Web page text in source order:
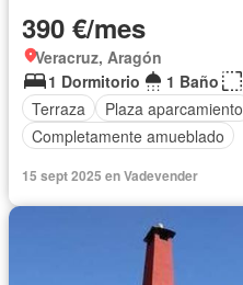
390 €/mes
Veracruz, Aragón
1 Dormitorio
1 Baño
Terraza
Plaza aparcamiento
Completamente amueblado
15 sept 2025 en Vadevender